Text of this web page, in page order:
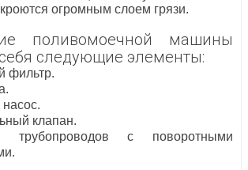
огромным слоем грязи.
поливомоечной машины
следующие элементы:
фильтр.
клапан.
трубопроводов с поворотными